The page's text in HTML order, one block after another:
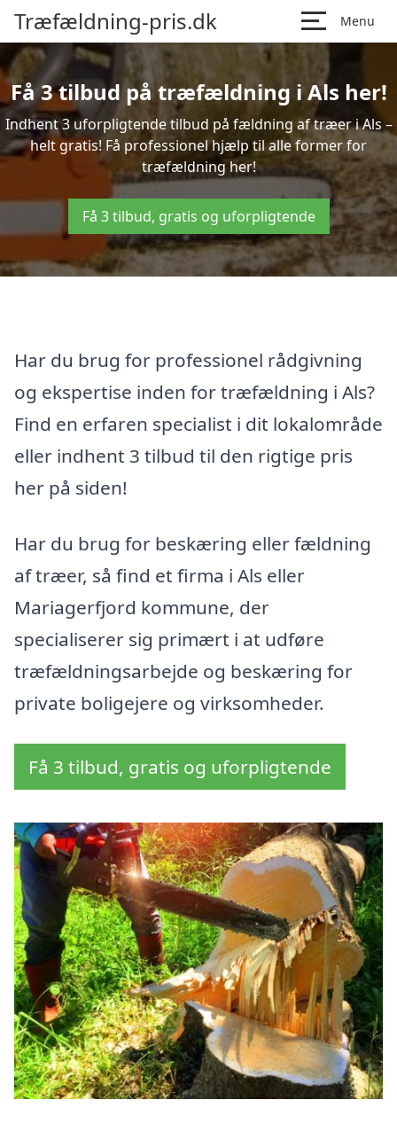
Træfældning-pris.dk Menu
Få 3 tilbud på træfældning i Als her!
Indhent 3 uforpligtende tilbud på fældning af træer i Als –
helt gratis! Få professionel hjælp til alle former for
træfældning her!
Få 3 tilbud, gratis og uforpligtende
Har du brug for professionel rådgivning
og ekspertise inden for træfældning i Als?
Find en erfaren specialist i dit lokalområde
eller indhent 3 tilbud til den rigtige pris
her på siden!
Har du brug for beskæring eller fældning
af træer, så find et firma i Als eller
Mariagerfjord kommune, der
specialiserer sig primært i at udføre
træfældningsarbejde og beskæring for
private boligejere og virksomheder.
Få 3 tilbud, gratis og uforpligtende